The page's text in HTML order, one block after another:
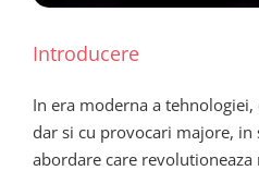
Introducere
In era moderna a
dar si cu provocari majore,
abordare care revolutioneaza